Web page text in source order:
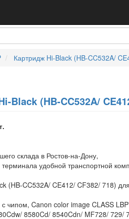
Картридж Hi-Black (HB-CC532A/
Black (HB-CC532A/
склада в Ростов-на-Дону,
терминала удобной транспортной
(HB-CC532A/ CE412/ CF382/ 718)
чипом, Canon color image CLASS
8580Cd/ 8540Cdn/ MF728/